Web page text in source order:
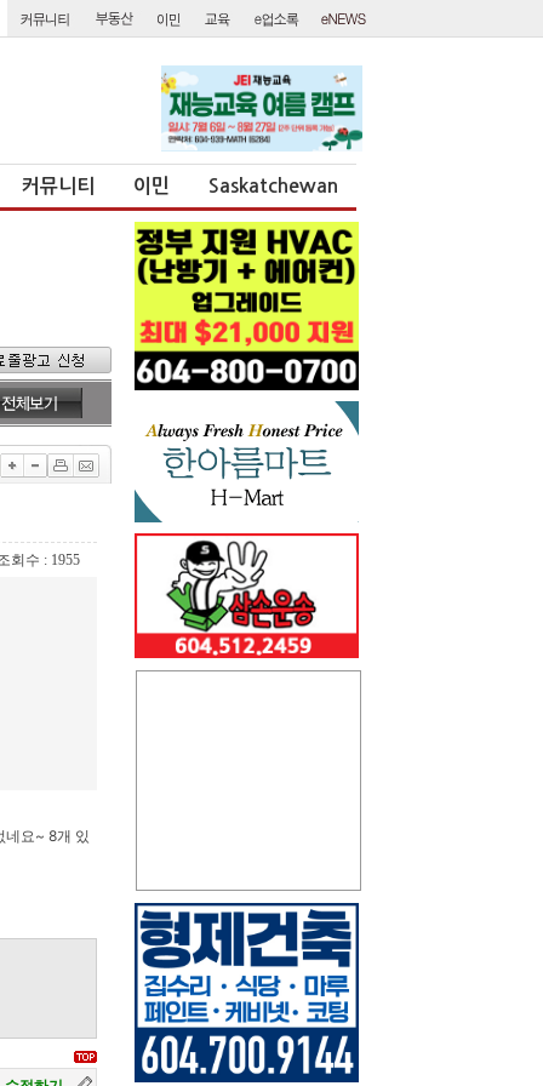
커뮤니티 이민 Saskatchewan
회수 : 1955
네요~ 8개 있